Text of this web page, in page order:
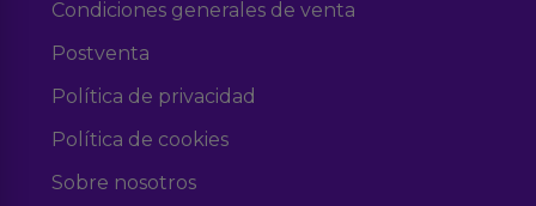
Condiciones generales de venta
Postventa
Política de privacidad
Política de cookies
Sobre nosotros